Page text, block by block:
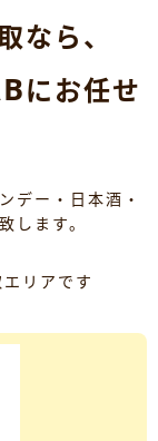
なら、
にお任せ
デー・日本酒・
します。
エリアです